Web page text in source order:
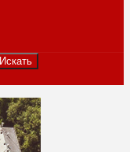
Искать